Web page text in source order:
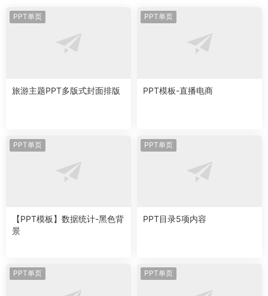
PPT单页
旅游主题PPT多版式封面排版
PPT单页
PPT模板-直播电商
PPT单页
【PPT模板】数据统计-黑色背
景
PPT单页
PPT目录5项内容
PPT单页 PPT单页